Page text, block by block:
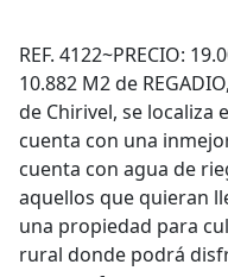
REF. 4122~PRECIO:
10.882 M2 de
de Chirivel, se localiza
cuenta con una
cuenta con agua de
aquellos que quieran
una propiedad para
rural donde podrá